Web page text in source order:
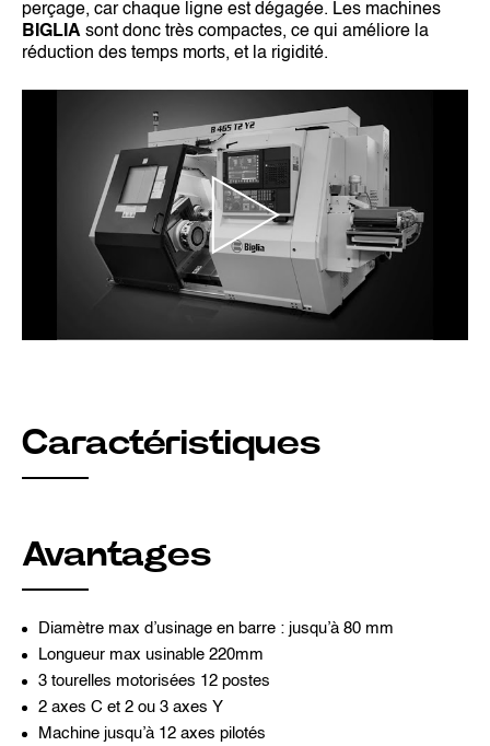
perçage, car chaque ligne est dégagée. Les machines
BIGLIA sont donc très compactes, ce qui améliore la
réduction des temps morts, et la rigidité.
Caractéristiques
Avantages
Diamètre max d’usinage en barre : jusqu’à 80 mm
Longueur max usinable 220mm
3 tourelles motorisées 12 postes
2 axes C et 2 ou 3 axes Y
Machine jusqu’à 12 axes pilotés